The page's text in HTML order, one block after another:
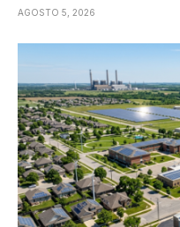
AGOSTO 5, 2026